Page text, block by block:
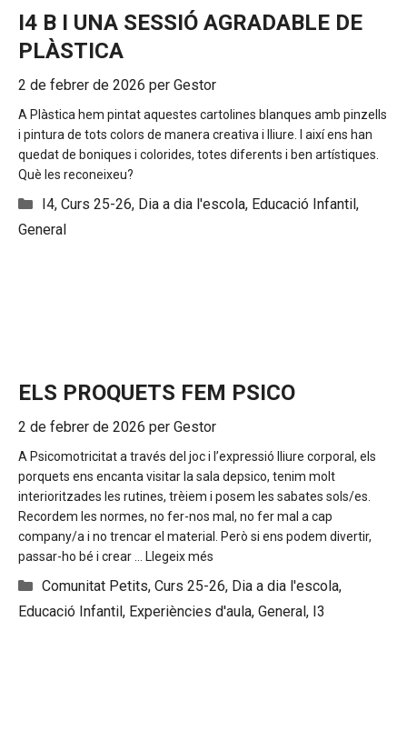
I4 B I UNA SESSIÓ AGRADABLE DE
PLÀSTICA
2 de febrer de 2026 per Gestor
A Plàstica hem pintat aquestes cartolines blanques amb pinzells
i pintura de tots colors de manera creativa i lliure. I així ens han
quedat de boniques i colorides, totes diferents i ben artístiques.
Què les reconeixeu?
Categories
I4, Curs 25-26, Dia a dia l'escola, Educació Infantil,
General
ELS PROQUETS FEM PSICO
2 de febrer de 2026 per Gestor
A Psicomotricitat a través del joc i l’expressió lliure corporal, els
porquets ens encanta visitar la sala depsico, tenim molt
interioritzades les rutines, trèiem i posem les sabates sols/es.
Recordem les normes, no fer-nos mal, no fer mal a cap
company/a i no trencar el material. Però si ens podem divertir,
passar-ho bé i crear …
Llegeix més
Categories
Comunitat Petits, Curs 25-26, Dia a dia l'escola,
Educació Infantil, Experiències d'aula, General, I3